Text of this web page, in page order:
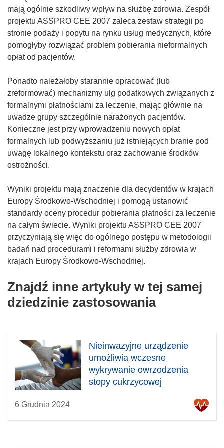
mają ogólnie szkodliwy wpływ na służbę zdrowia. Zespół
projektu ASSPRO CEE 2007 zaleca zestaw strategii po
stronie podaży i popytu na rynku usług medycznych, które
pomogłyby rozwiązać problem pobierania nieformalnych
opłat od pacjentów.
Ponadto należałoby starannie opracować (lub
zreformować) mechanizmy ulg podatkowych związanych z
formalnymi płatnościami za leczenie, mając głównie na
uwadze grupy szczególnie narażonych pacjentów.
Konieczne jest przy wprowadzeniu nowych opłat
formalnych lub podwyższaniu już istniejących branie pod
uwagę lokalnego kontekstu oraz zachowanie środków
ostrożności.
Wyniki projektu mają znaczenie dla decydentów w krajach
Europy Środkowo-Wschodniej i pomogą ustanowić
standardy oceny procedur pobierania płatności za leczenie
na całym świecie. Wyniki projektu ASSPRO CEE 2007
przyczyniają się więc do ogólnego postępu w metodologii
badań nad procedurami i reformami służby zdrowia w
krajach Europy Środkowo-Wschodniej.
Znajdź inne artykuły w tej samej
dziedzinie zastosowania
Nieinwazyjne urządzenie
umożliwia wczesne
wykrywanie owrzodzenia
stopy cukrzycowej
6 Grudnia 2024